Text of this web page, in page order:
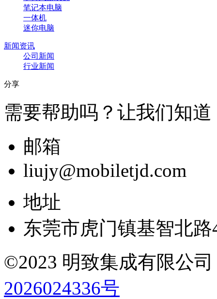
笔记本电脑
一体机
迷你电脑
新闻资讯
公司新闻
行业新闻
分享
需要帮助吗？让我们知道
邮箱
liujy@mobiletjd.com
地址
东莞市虎门镇基智北路
©2023 明致集成有限公
2026024336号